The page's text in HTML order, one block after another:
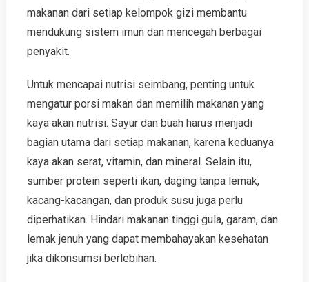
makanan dari setiap kelompok gizi membantu
mendukung sistem imun dan mencegah berbagai
penyakit.
Untuk mencapai nutrisi seimbang, penting untuk
mengatur porsi makan dan memilih makanan yang
kaya akan nutrisi. Sayur dan buah harus menjadi
bagian utama dari setiap makanan, karena keduanya
kaya akan serat, vitamin, dan mineral. Selain itu,
sumber protein seperti ikan, daging tanpa lemak,
kacang-kacangan, dan produk susu juga perlu
diperhatikan. Hindari makanan tinggi gula, garam, dan
lemak jenuh yang dapat membahayakan kesehatan
jika dikonsumsi berlebihan.